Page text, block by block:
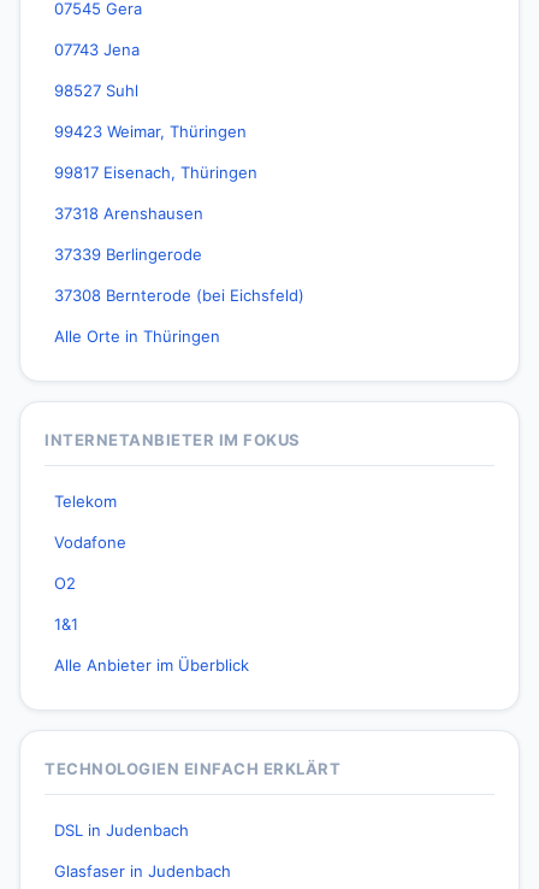
07545 Gera
07743 Jena
98527 Suhl
99423 Weimar, Thüringen
99817 Eisenach, Thüringen
37318 Arenshausen
37339 Berlingerode
37308 Bernterode (bei Eichsfeld)
Alle Orte in Thüringen
INTERNETANBIETER IM FOKUS
Telekom
Vodafone
O2
1&1
Alle Anbieter im Überblick
TECHNOLOGIEN EINFACH ERKLÄRT
DSL in Judenbach
Glasfaser in Judenbach